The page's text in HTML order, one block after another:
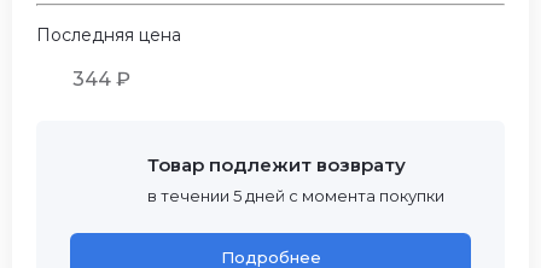
Последняя цена
344 ₽
Товар подлежит возврату
в течении 5 дней с момента покупки
Подробнее